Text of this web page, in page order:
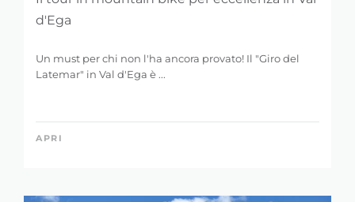
d'Ega
Un must per chi non l'ha ancora provato! Il "Giro del
Latemar" in Val d'Ega è ...
APRI